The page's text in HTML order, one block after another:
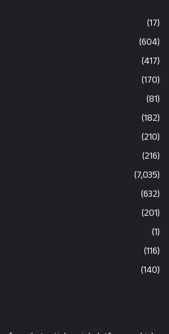
(17)
(604)
(417)
(170)
(81)
(182)
(210)
(216)
(7,035)
(632)
(201)
(1)
(116)
(140)